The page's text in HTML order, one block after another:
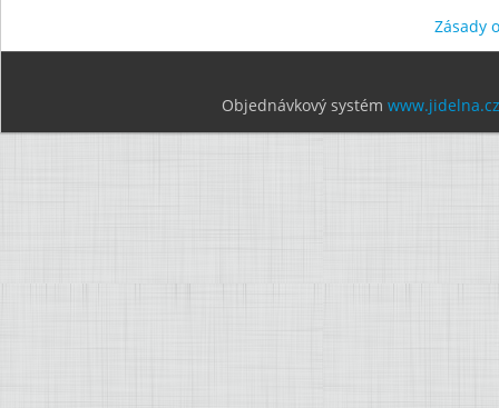
Zásady
Objednávkový systém www.jidelna.cz